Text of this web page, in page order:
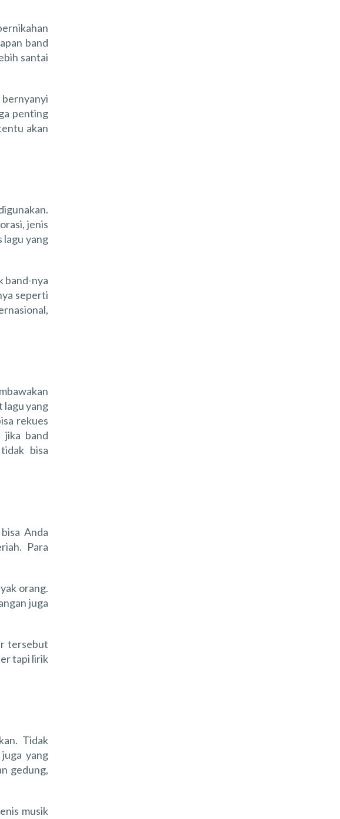
band
santai
penting
akan
jenis
lagu yang
band-nya
seperti
lagu yang
rekues
jika band
bisa
Anda
Para
orang.
juga
tersebut
tapi lirik
Tidak
yang
gedung,
musik